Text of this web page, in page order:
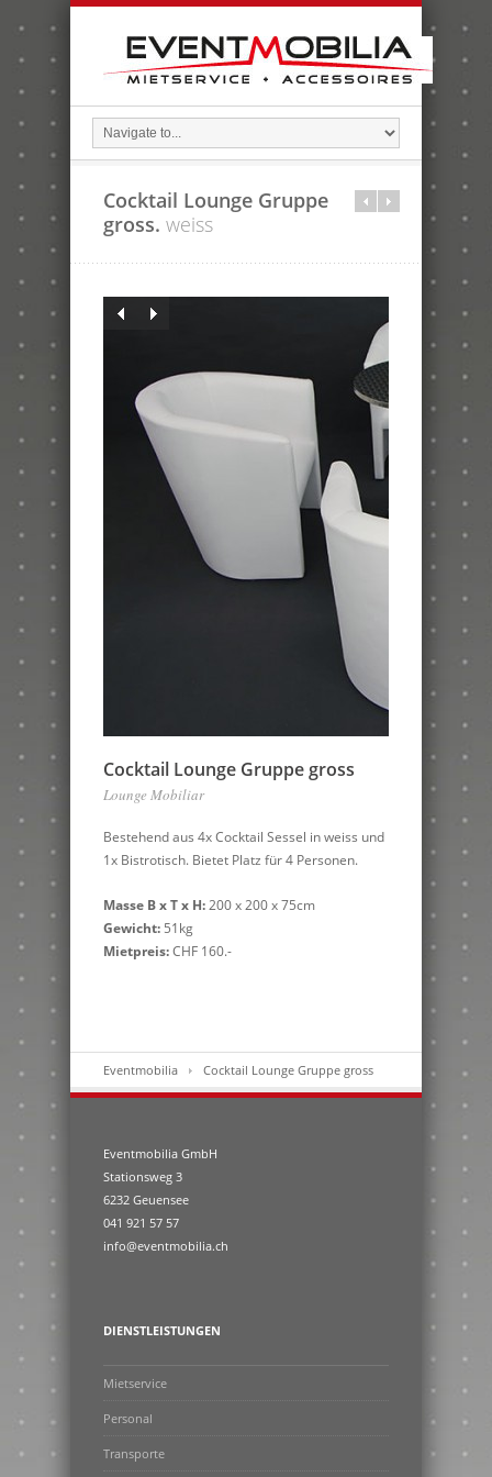
Cocktail Lounge Gruppe
gross. weiss
Cocktail Lounge Gruppe gross
Lounge Mobiliar
Bestehend aus 4x Cocktail Sessel in weiss und
1x Bistrotisch. Bietet Platz für 4 Personen.
Masse B x T x H:200 x 200 x 75cm
Gewicht: 51kg
Mietpreis:CHF 160.-
Eventmobilia Cocktail Lounge Gruppe gross
Eventmobilia GmbH
Stationsweg 3
6232 Geuensee
041 921 57 57
info@eventmobilia.ch
DIENSTLEISTUNGEN
Mietservice
Personal
Transporte